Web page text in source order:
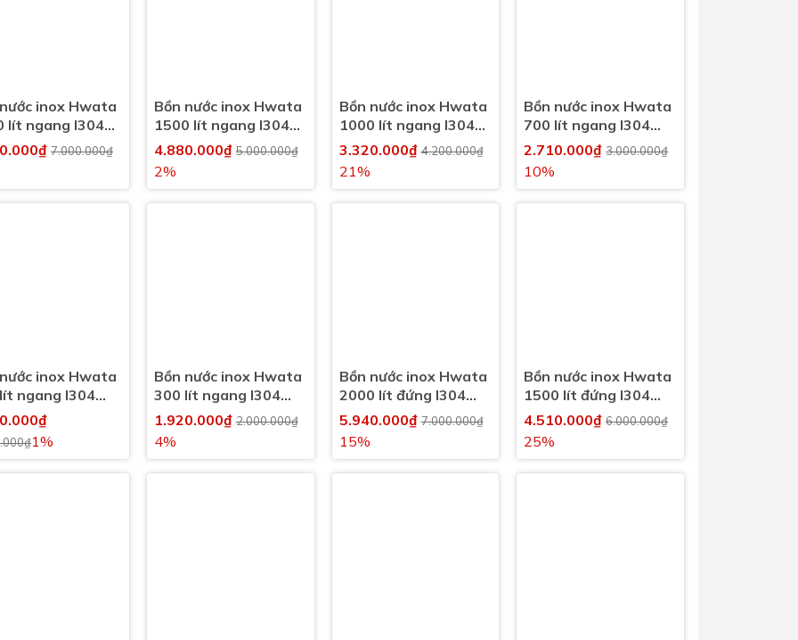
inox Hwata
lít ngang I304
7.000.000₫
Bồn nước inox Hwata
1500 lít ngang I304
(1500l)
4.880.000₫5.000.000₫
2%
Bồn nước inox Hwata
1000 lít ngang I304
(1000l)
3.320.000₫4.200.000₫
21%
Bồn nước inox Hwata
700 lít ngang I304
(700l)
2.710.000₫3.000.000₫
10%
inox Hwata
ngang I304
1%
Bồn nước inox Hwata
300 lít ngang I304
(300l)
1.920.000₫2.000.000₫
4%
Bồn nước inox Hwata
2000 lít đứng I304
(2000l)
5.940.000₫7.000.000₫
15%
Bồn nước inox Hwata
1500 lít đứng I304
(1500l)
4.510.000₫6.000.000₫
25%